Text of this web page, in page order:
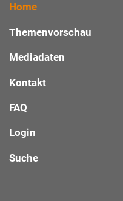
Home
Themenvorschau
Mediadaten
Kontakt
FAQ
Login
Suche